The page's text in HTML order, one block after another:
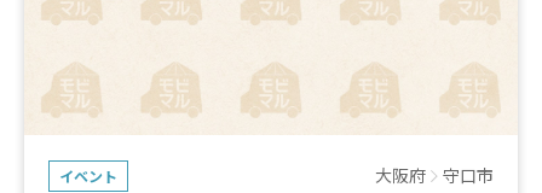
イベント 大阪府 守口市